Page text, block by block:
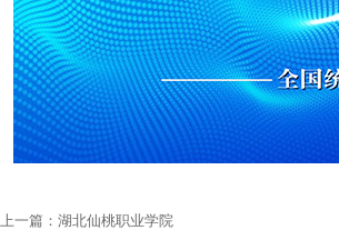
上一篇： 湖北仙桃职业学院